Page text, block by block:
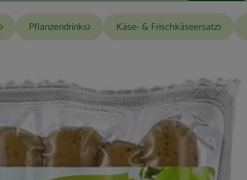
Pflanzendrinks Käse- & Frischkäseersatz